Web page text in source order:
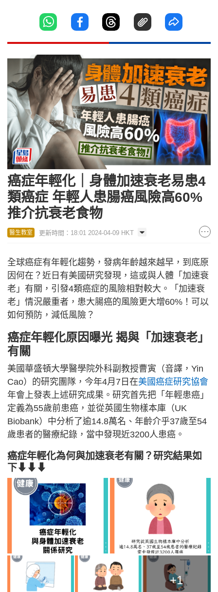
癌症年輕化｜身體加速衰老易患4
類癌症 年輕人患腸癌風險高60%
推介抗衰老食物
醫生教室 更新時間：18:01 2024-04-09 HKT
全球癌症有年輕化趨勢，發病年齡越來越早，到底原
因何在？近日有美國研究發現，這或與人體「加速衰
老」有關，引發4類癌症的風險相對較大。「加速衰
老」情況嚴重者，患大腸癌的風險更大增60%！可以
如何預防，減低風險？
癌症年輕化原因曝光 揭與「加速衰老」
有關
美國華盛頓大學醫學院外科副教授曹寅（音譯，Yin
Cao）的研究團隊，今年4月7日在美國癌症研究協會
年會上發表上述研究成果。研究首先把「年輕患癌」
定義為55歲前患癌，並從英國生物樣本庫（UK
Biobank）中分析了逾14.8萬名、年齡介乎37歲至54
歲患者的醫療紀錄，當中發現近3200人患癌。
癌症年輕化為何與加速衰老有關？研究結果如
下⬇⬇⬇
+1